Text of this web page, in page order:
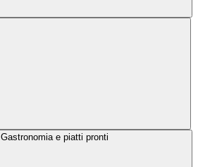
Gastronomia e piatti pronti